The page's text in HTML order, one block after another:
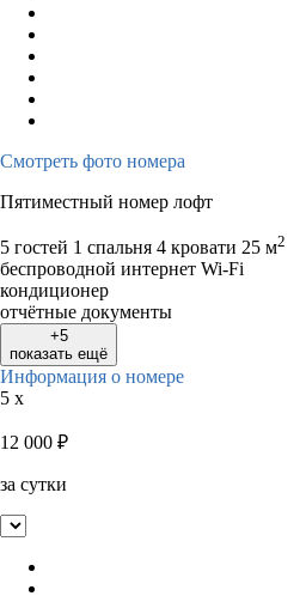
Смотреть фото номера
Пятиместный номер лофт
5 гостей 1 спальня 4 кровати 25 м2
беспроводной интернет Wi-Fi
кондиционер
отчётные документы
+5
показать ещё
Информация о номере
5 x
12 000 ₽
за сутки